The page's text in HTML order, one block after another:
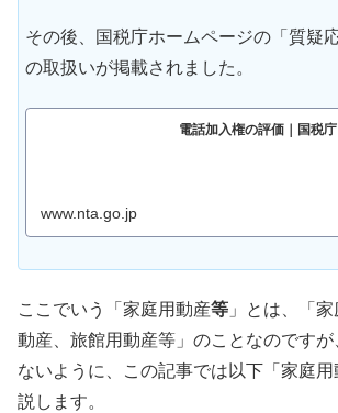
その後、国税庁ホームページの「質疑
の取扱いが掲載されました。
電話加入権の評価｜国税庁
www.nta.go.jp
ここでいう「家庭用動産等 」とは、「
動産、旅館用動産等」のことなのです
ないように、この記事では以下「家庭
説します。